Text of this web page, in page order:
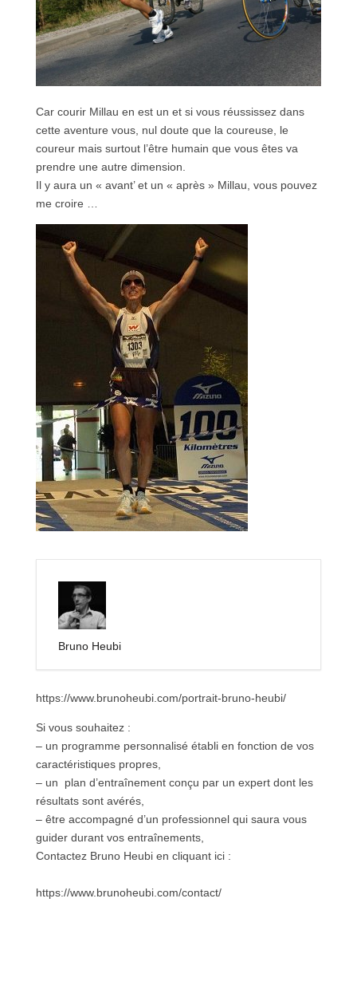
Car courir Millau en est un et si vous réussissez dans
cette aventure vous, nul doute que la coureuse, le
coureur mais surtout l’être humain que vous êtes va
prendre une autre dimension.
Il y aura un « avant’ et un « après » Millau, vous pouvez
me croire …
Bruno Heubi
https://www.brunoheubi.com/portrait-bruno-heubi/
Si vous souhaitez :
– un programme personnalisé établi en fonction de vos
caractéristiques propres,
– un plan d’entraînement conçu par un expert dont les
résultats sont avérés,
– être accompagné d’un professionnel qui saura vous
guider durant vos entraînements,
Contactez Bruno Heubi en cliquant ici :
https://www.brunoheubi.com/contact/